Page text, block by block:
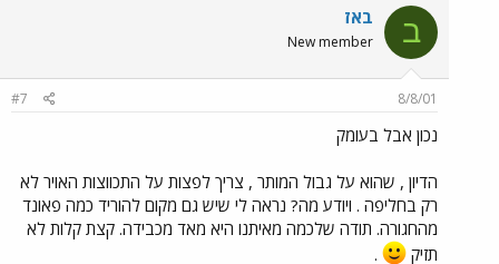
ב באז
New member
8/8/01
#7
נכון אבל בעומק
הדיון , שהוא על גבול המותר , צריך לפצות על התכווצות האויר לא
רק בחליפה . ויודע מה? נראה לי שיש גם מקום להוריד כמה פאונד
מהחגורה. תודה שלכמה מאיתנו היא מאד מכבידה. קצת קלות לא
תזיק
.